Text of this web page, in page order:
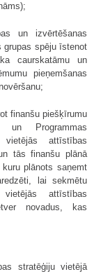
un izvērtēšanas
grupas spēju īstenot
caurskatāmu un
pieņemšanas
finanšu piešķīrumu
un Programmas
vietējās attīstības
tās finanšu plānā
plānots saņemt
lai sekmētu
attīstības
novadus, kas
stratēģiju vietējā